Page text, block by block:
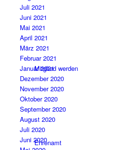
Mitglied werden
Ehrenamt
Juli 2021
Juni 2021
Mai 2021
April 2021
März 2021
Februar 2021
Januar 2021
Dezember 2020
November 2020
Oktober 2020
September 2020
August 2020
Juli 2020
Juni 2020